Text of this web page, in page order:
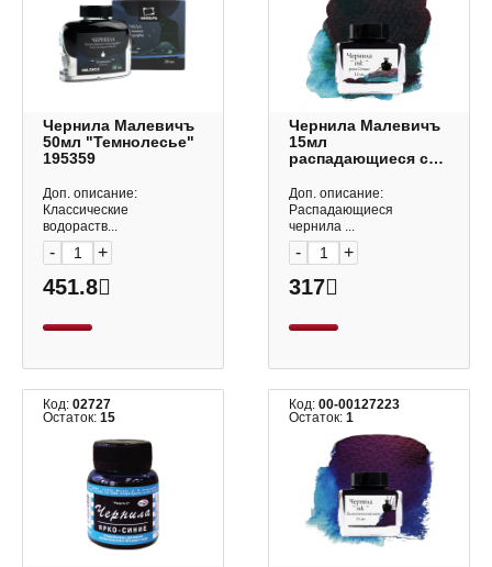
Чернила Малевичъ
50мл "Темнолесье"
195359
Доп. описание:
Классические
водораств...
- +
451.8
Чернила Малевичъ
15мл
распадающиеся с
Стикс" 195195
Доп. описание:
Распадающиеся
чернила ...
- +
317
Код: 02727
Остаток: 15
Код:00-00127223
Остаток:1